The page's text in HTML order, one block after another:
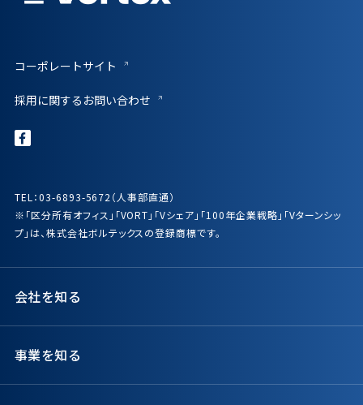
コーポレートサイト
採用に関するお問い合わせ
会社を知る
事業を知る
TEL：03-6893-5672（人事部直通）
※「区分所有オフィス」「VORT」「Vシェア」「100年企業戦略」「Vターンシッ
プ」は、株式会社ボルテックスの登録商標です。